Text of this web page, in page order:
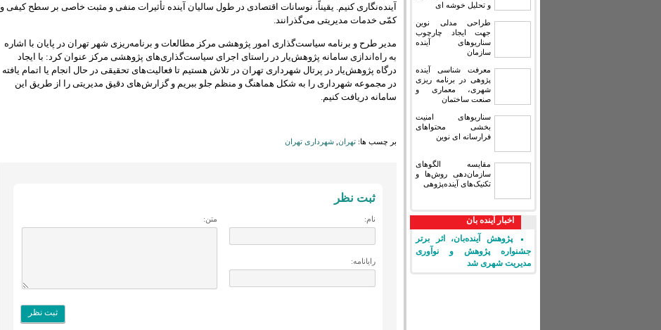
و تحلیل خوشه ای
طراحی مدلی نوین
جهت ایجاد چارچوب
سناریوهای آینده
سازمان
معرفت شناسی آینده
پژوهی در برنامه ریزی
شهری، معماری و
صنعت ساختمان
سناریوهای امنیت
بخشی محتواهای
فرارسانه ای نوین
مقایسه‏ الگوهای
سازمان‌دهی روش‌ها و
تکنیک‌های آینده‌پژوهی
اخبار آینده بان
پژوهش آینده‌بان، اثر برتر
جشنواره پژوهش و نوآوری
مدیریت شهری شد
آینده‌نگاری کنیم. یقیناً، نوسانات اقتصادی در طول سالیان آینده تأثیرات منفی و مثبت خاصی بر سطح کیفی و
کمّی خدمات مدیریتی می‌گذرانند.
مدیر طرح و برنامه سیاست‌گذاری امور پژوهشی مرکز مطالعات و برنامه‌ریزی شهر تهران در پایان با اشاره
به راه‌اندازی سامانه پژوهش‌یار در راستای اجرای سیاست‌گذاری‌های پژوهشی مرکز عنوان کرد: با ایجاد
درگاه پژوهش‌یار در پرتال شهرداری تهران در تلاش هستیم تا فعالیت‌های تحقیقی در حال انجام یا اتمام یافته
در مجموعه شهرداری را به شکل هماهنگ و منظم جلو ببریم و گزارش‌های دقیق مدیریتی را از طریق این
سامانه دریافت کنیم.
بر چسب ها: تهران شهرداری تهران
ثبت نظر
نام:
رایانامه:
متن: